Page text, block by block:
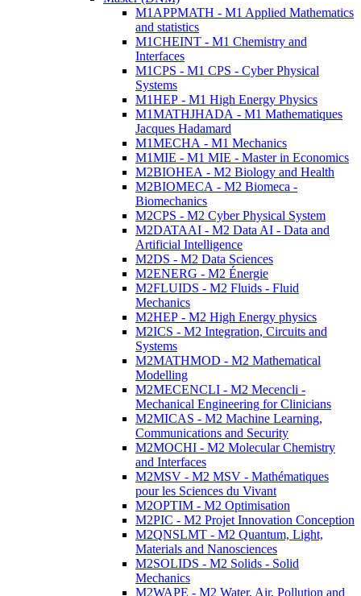
M1APPMATH - M1 Applied Mathematics
and statistics
M1CHEINT - M1 Chemistry and
Interfaces
M1CPS - M1 CPS - Cyber Physical
Systems
M1HEP - M1 High Energy Physics
M1MATHJHADA - M1 Mathematiques
Jacques Hadamard
M1MECHA - M1 Mechanics
M1MIE - M1 MIE - Master in Economics
M2BIOHEA - M2 Biology and Health
M2BIOMECA - M2 Biomeca -
Biomechanics
M2CPS - M2 Cyber Physical System
M2DATAAI - M2 Data AI - Data and
Artificial Intelligence
M2DS - M2 Data Sciences
M2ENERG - M2 Énergie
M2FLUIDS - M2 Fluids - Fluid
Mechanics
M2HEP - M2 High Energy physics
M2ICS - M2 Integration, Circuits and
Systems
M2MATHMOD - M2 Mathematical
Modelling
M2MECENCLI - M2 Mecencli -
Mechanical Engineering for Clinicians
M2MICAS - M2 Machine Learning,
Communications and Security
M2MOCHI - M2 Molecular Chemistry
and Interfaces
M2MSV - M2 MSV - Mathématiques
pour les Sciences du Vivant
M2OPTIM - M2 Optimisation
M2PIC - M2 Projet Innovation Conception
M2QNSLMT - M2 Quantum, Light,
Materials and Nanosciences
M2SOLIDS - M2 Solids - Solid
Mechanics
M2WAPE - M2 Water, Air, Pollution and